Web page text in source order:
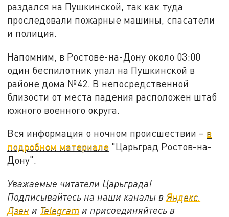
раздался на Пушкинской, так как туда
проследовали пожарные машины, спасатели
и полиция.
Напомним, в Ростове-на-Дону около 03:00
один беспилотник упал на Пушкинской в
районе дома №42. В непосредственной
близости от места падения расположен штаб
южного военного округа.
Вся информация о ночном происшествии – в
подробном материале "Царьград Ростов-на-
Дону".
Уважаемые читатели Царьграда!
Подписывайтесь на наши каналы вЯндекс.
Дзен и Telegram и присоединяйтесь в